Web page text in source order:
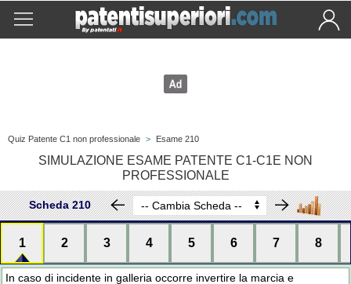
Quiz Patente C1 non professionale > Esame 210
SIMULAZIONE ESAME PATENTE C1-C1E NON
PROFESSIONALE
Scheda 210
1 2 3 4 5 6 7 8
In caso di incidente in galleria occorre invertire la marcia e